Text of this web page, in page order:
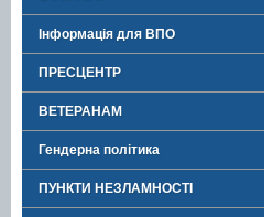
Інформація для ВПО
ПРЕСЦЕНТР
ВЕТЕРАНАМ
Гендерна політика
ПУНКТИ НЕЗЛАМНОСТІ